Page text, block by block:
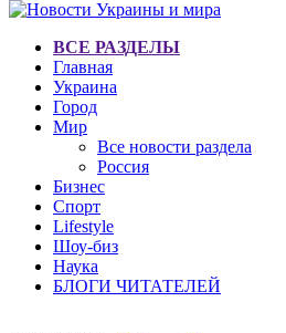
ВСЕ РАЗДЕЛЫ
Главная
Украина
Город
Мир
Все новости раздела
Россия
Бизнес
Спорт
Lifestyle
Шоу-биз
Наука
БЛОГИ ЧИТАТЕЛЕЙ